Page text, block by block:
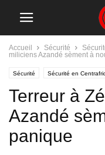
Accueil Sécurité
miliciens Azandé sèment à
Sécurité Sécurité en
Terreur à
Azandé
panique